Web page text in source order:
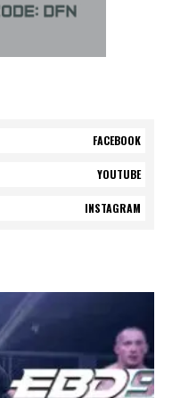
FACEBOOK
YOUTUBE
INSTAGRAM